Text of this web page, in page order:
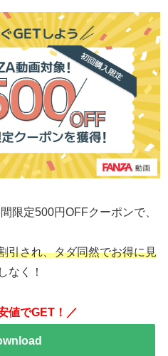
限定500円OFFクーポンで、
引され、タダ同然でお得に見
なく！
値でGET！／